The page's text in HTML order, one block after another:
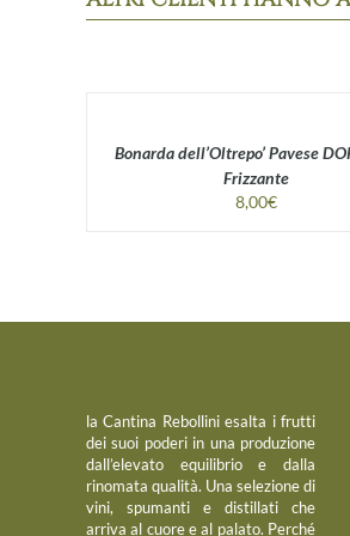
Bonarda dell’Oltrepo’ Pavese
Frizzante
8,00€
la Cantina Rebollini esalta i frutti
dei suoi poderi in una produzione
dall’elevato equilibrio e dalla
rinomata qualità. Una selezione di
vini, spumanti e distillati che
arriva al cuore e al palato. Perché